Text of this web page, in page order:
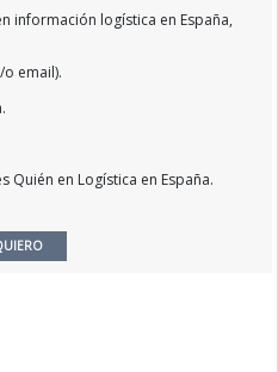
información logística en España,
email).
Quién en Logística en España.